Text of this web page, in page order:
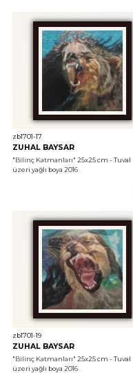
zb1701-17
ZUHAL BAYSAR
"Bilinç Katmanları" 25x25 cm - Tuval
üzeri yağlı boya 2016
zb1701-19
ZUHAL BAYSAR
"Bilinç Katmanları" 25x25 cm - Tuval
üzeri yağlı boya 2016